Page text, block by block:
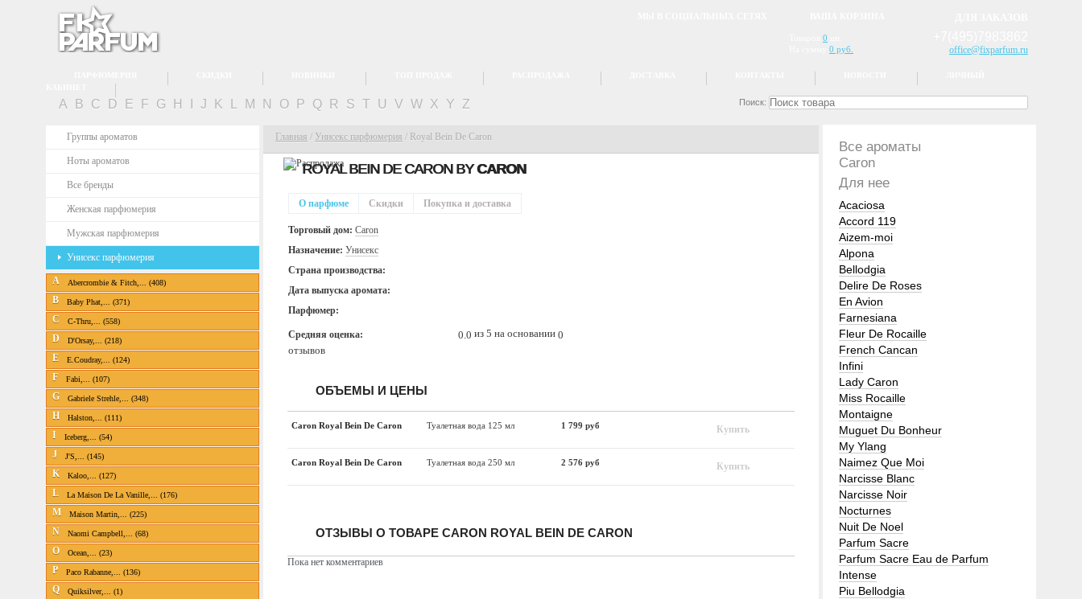
office@fixparfum.ru
0
0 руб.
A B C D E F G H J K M N O P Q R S T U V W X Y Z Поиск:
Группы ароматов
Ноты ароматов
Все бренды
Женская парфюмерия
Мужская парфюмерия
Унисекс парфюмерия
A Abercrombie & Fitch,... (408)
B Baby Phat,... (371)
C C-Thru,... (558)
D D'Orsay,... (218)
E E.Coudray,... (124)
F Fabi,... (107)
G Gabriele Strehle,... (348)
H Halston,... (111)
I Iceberg,... (54)
J J'S,... (145)
K Kaloo,... (127)
L La Maison De La Vanille,... (176)
M Maison Martin,... (225)
N Naomi Campbell,... (68)
O Ocean,... (23)
P Paco Rabanne,... (136)
Q Quiksilver,... (1)
Главная / Унисекс парфюмерия / Royal Bein De Caron
ROYAL BEIN DE CARON BYCARON
О парфюме
Торговый дом: Caron
Назначение: Унисекс
Страна производства:
Дата выпуска аромата:
Парфюмер:
Средняя оценка: 0.0 из 5 на основании 0
отзывов
Скидки Покупка и доставка
ОБЪЕМЫ И ЦЕНЫ
Caron Royal Bein De Caron Туалетная вода 125 мл 1 799 руб
Caron Royal Bein De Caron Туалетная вода 250 мл 2 576 руб
ОТЗЫВЫ О ТОВАРЕ CARON ROYAL BEIN DE CARON
Пока нет комментариев
Все ароматы
Caron
Для нее
Acaciosa
Accord 119
Aizem-moi
Alpona
Bellodgia
Delire De Roses
En Avion
Farnesiana
Fleur De Rocaille
French Cancan
Infini
Lady Caron
Miss Rocaille
Montaigne
Muguet Du Bonheur
My Ylang
Naimez Que Moi
Narcisse Blanc
Narcisse Noir
Nocturnes
Nuit De Noel
Parfum Sacre
Parfum Sacre Eau de Parfum
Intense
Piu Bellodgia